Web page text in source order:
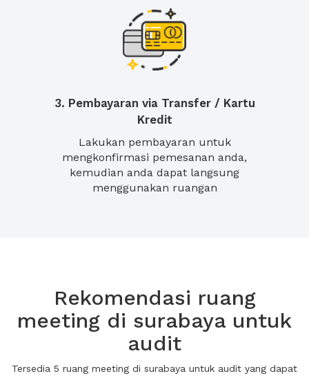
3. Pembayaran via Transfer / Kartu
Kredit
Lakukan pembayaran untuk
mengkonfirmasi pemesanan anda,
kemudian anda dapat langsung
menggunakan ruangan
Rekomendasi ruang
meeting di surabaya untuk
audit
Tersedia 5 ruang meeting di surabaya untuk audit yang dapat